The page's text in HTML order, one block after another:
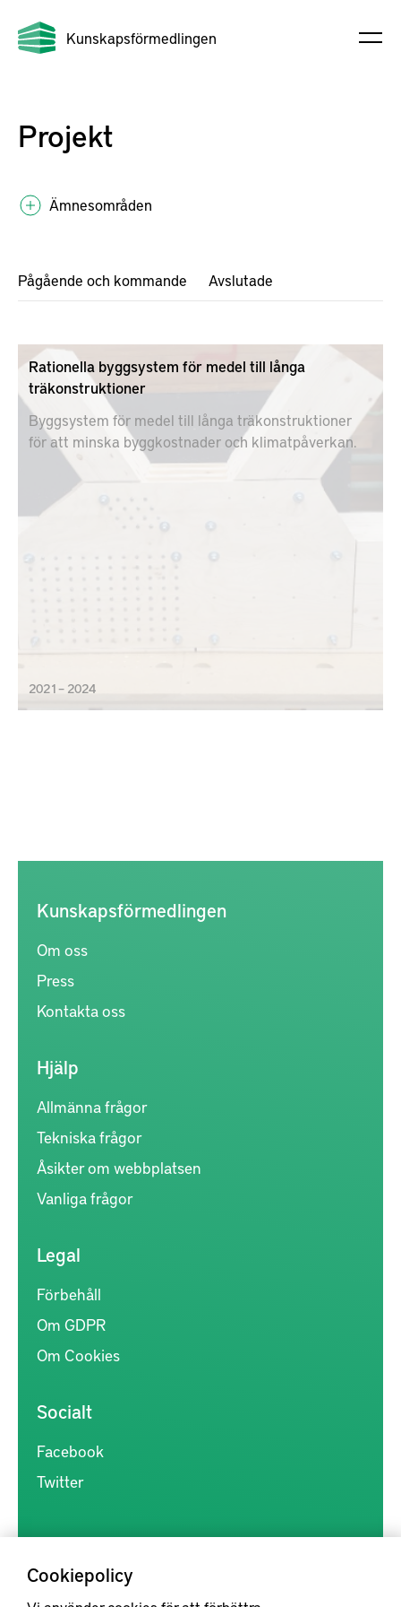
Kunskapsförmedlingen
Projekt
Ämnesområden
Pågående och kommande Avslutade
Rationella byggsystem för medel till långa
träkonstruktioner
Byggsystem för medel till långa träkonstruktioner
för att minska byggkostnader och klimatpåverkan.
2021 – 2024
Cookiepolicy
Kunskapsförmedlingen
Om oss
Press
Kontakta oss
Hjälp
Allmänna frågor
Tekniska frågor
Åsikter om webbplatsen
Vanliga frågor
Legal
Förbehåll
Om GDPR
Om Cookies
Socialt
Facebook
Twitter